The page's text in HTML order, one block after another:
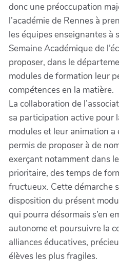
donc une préoccupation
l’académie de Rennes à
les équipes enseignantes à
Semaine Académique de
proposer, dans le
modules de formation leur
compétences en la matière.
La collaboration de
sa participation active pour
modules et leur animation a
permis de proposer à de
exerçant notamment dans
prioritaire, des temps de
fructueux. Cette démarche
disposition du présent
qui pourra désormais s’en
autonome et poursuivre la
alliances éducatives,
élèves les plus fragiles.